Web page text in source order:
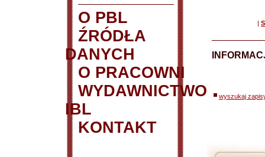
O PBL
ŹRÓDŁA
DANYCH
O PRACOWNI
WYDAWNICTWO
IBL
KONTAKT
|
wyszukaj